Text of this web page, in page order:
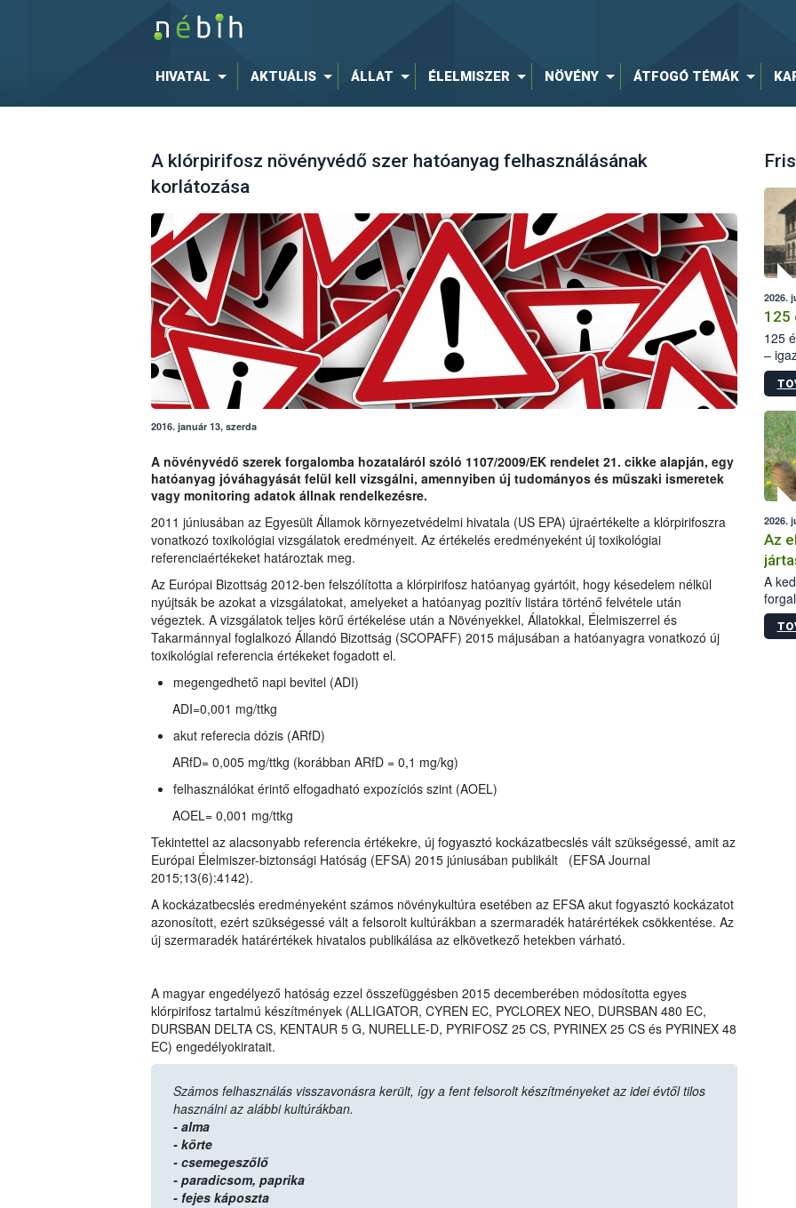
HIVATAL AKTUÁLIS ÁLLAT ÉLELMISZER NÖVÉNY ÁTFOGÓ TÉMÁK
A klórpirifosz növényvédő szer hatóanyag felhasználásának
korlátozása
2016. január 13, szerda
A növényvédő szerek forgalomba hozataláról szóló 1107/2009/EK rendelet 21. cikke alapján, egy
hatóanyag jóváhagyását felül kell vizsgálni, amennyiben új tudományos és műszaki ismeretek
vagy monitoring adatok állnak rendelkezésre.
2011 júniusában az Egyesült Államok környezetvédelmi hivatala (US EPA) újraértékelte a klórpirifoszra
vonatkozó toxikológiai vizsgálatok eredményeit. Az értékelés eredményeként új toxikológiai
referenciaértékeket határoztak meg.
Az Európai Bizottság 2012-ben felszólította a klórpirifosz hatóanyag gyártóit, hogy késedelem nélkül
nyújtsák be azokat a vizsgálatokat, amelyeket a hatóanyag pozitív listára történő felvétele után
végeztek. A vizsgálatok teljes körű értékelése után a Növényekkel, Állatokkal, Élelmiszerrel és
Takarmánnyal foglalkozó Állandó Bizottság (SCOPAFF) 2015 májusában a hatóanyagra vonatkozó új
toxikológiai referencia értékeket fogadott el.
megengedhető napi bevitel (ADI)
ADI=0,001 mg/ttkg
akut referecia dózis (ARfD)
ARfD= 0,005 mg/ttkg (korábban ARfD = 0,1 mg/kg)
felhasználókat érintő elfogadható expozíciós szint (AOEL)
AOEL= 0,001 mg/ttkg
Tekintettel az alacsonyabb referencia értékekre, új fogyasztó kockázatbecslés vált szükségessé, amit az
Európai Élelmiszer-biztonsági Hatóság (EFSA) 2015 júniusában publikált (EFSA Journal
2015;13(6):4142).
A kockázatbecslés eredményeként számos növénykultúra esetében az EFSA akut fogyasztó kockázatot
azonosított, ezért szükségessé vált a felsorolt kultúrákban a szermaradék határértékek csökkentése. Az
új szermaradék határértékek hivatalos publikálása az elkövetkező hetekben várható.
A magyar engedélyező hatóság ezzel összefüggésben 2015 decemberében módosította egyes
klórpirifosz tartalmú készítmények (ALLIGATOR, CYREN EC, PYCLOREX NEO, DURSBAN 480 EC,
DURSBAN DELTA CS, KENTAUR 5 G, NURELLE-D, PYRIFOSZ 25 CS, PYRINEX 25 CS és PYRINEX 48
EC) engedélyokiratait.
Számos felhasználás visszavonásra került, így a fent felsorolt készítményeket az idei évtől tilos
használni az alábbi kultúrákban.
- alma
- körte
- csemegeszőlő
- paradicsom, paprika
- fejes káposzta
2026.
125
125
–
15.
2026.
Az
A